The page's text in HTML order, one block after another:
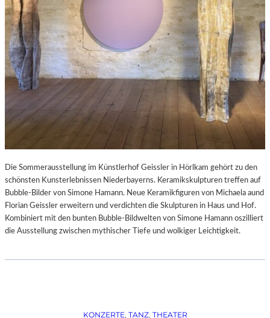
Die Sommerausstellung im Künstlerhof Geissler in Hörlkam gehört zu den
schönsten Kunsterlebnissen Niederbayerns. Keramikskulpturen treffen auf
Bubble-Bilder von Simone Hamann. Neue Keramikfiguren von Michaela aund
Florian Geissler erweitern und verdichten die Skulpturen in Haus und Hof.
Kombiniert mit den bunten Bubble-Bildwelten von Simone Hamann oszilliert
die Ausstellung zwischen mythischer Tiefe und wolkiger Leichtigkeit.
KONZERTE, TANZ, THEATER